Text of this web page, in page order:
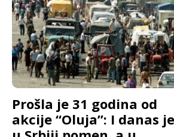
Prošla je 31 godina od
akcije “Oluja”: I danas je